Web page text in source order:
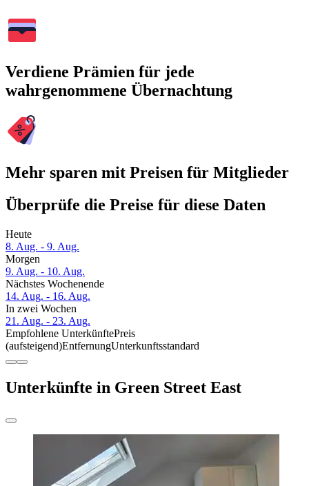
Verdiene Prämien für jede
wahrgenommene Übernachtung
Mehr sparen mit Preisen für Mitglieder
Überprüfe die Preise für diese Daten
Heute
8. Aug. - 9. Aug.
Morgen
9. Aug. - 10. Aug.
Nächstes Wochenende
14. Aug. - 16. Aug.
In zwei Wochen
21. Aug. - 23. Aug.
Empfohlene UnterkünftePreis
(aufsteigend)EntfernungUnterkunftsstandard
Unterkünfte in Green Street East